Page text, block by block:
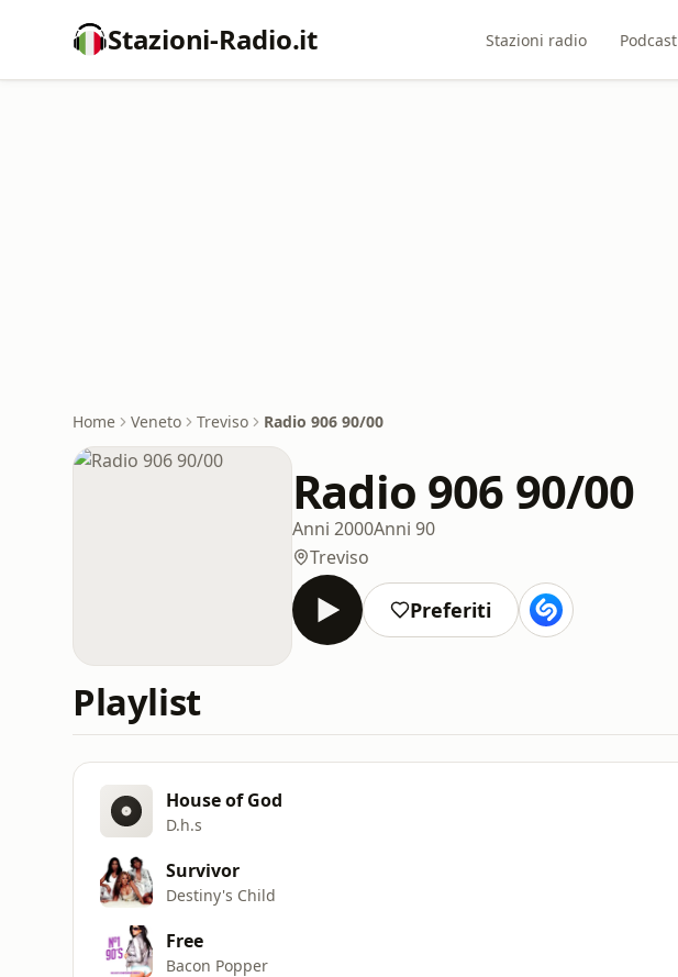
Stazioni-Radio.it Stazioni radio Podcast
Home Veneto Treviso Radio 906 90/00
Radio 906 90/00
Anni 2000Anni 90
Treviso
Preferiti
Playlist
House of God
D.h.s
Survivor
Destiny's Child
Free
Bacon Popper